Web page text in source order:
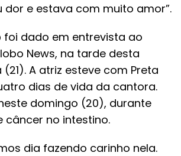
dor e estava com muito amor”.
foi dado em entrevista ao
News, na tarde desta
A atriz esteve com Preta
dias de vida da cantora.
domingo (20), durante
no intestino.
dia fazendo carinho nela.